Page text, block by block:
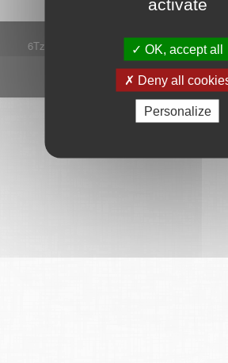
activate
OK, accept all
Deny all
Personalize
6Tzen ©2015 - Tous droits réservés
Plan du site
FAQ
Ce service est proposé par